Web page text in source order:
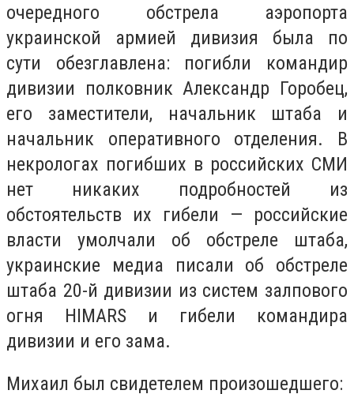
очередного обстрела аэропорта
украинской армией дивизия была по
сути обезглавлена: погибли командир
дивизии полковник Александр Горобец,
его заместители, начальник штаба и
начальник оперативного отделения. В
некрологах погибших в российских СМИ
нет никаких подробностей из
обстоятельств их гибели — российские
власти умолчали об обстреле штаба,
украинские медиа писали об обстреле
штаба 20-й дивизии из систем залпового
огня HIMARS и гибели командира
дивизии и его зама.
Михаил был свидетелем произошедшего: